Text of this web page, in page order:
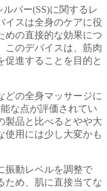
バー(SS)に関するレ
イスは全身のケアに役
めの直接的な効果につ
このデバイスは、筋肉
促進することを目的と
どの全身マッサージに
な点が評価されてい
製品と比べるとやや大
使用には少し大変かも
振動レベルを調整で
ため、肌に直接当てな